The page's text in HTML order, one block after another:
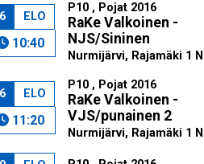
ELO
10:40
P10 , Pojat 2016
RaKe Valkoinen -
NJS/Sininen
Nurmijärvi, Rajamäki 1 N
ELO
11:20
P10 , Pojat 2016
RaKe Valkoinen -
VJS/punainen 2
Nurmijärvi, Rajamäki 1 N